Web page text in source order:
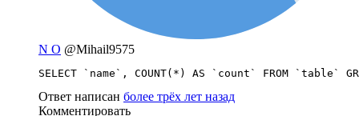
N O @Mihail9575
SELECT `name`, COUNT(*) AS `count` FROM `table`
Ответ написан более трёх лет назад
Комментировать